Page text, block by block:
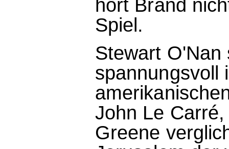
hört Brand
Spiel.
Stewart O'Nan
spannungsvoll
John Le
Greene